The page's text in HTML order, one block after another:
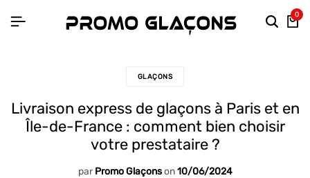
0
GLAÇONS
Livraison express de glaçons à Paris et en
Île-de-France : comment bien choisir
votre prestataire ?
par Promo Glaçons on10/06/2024